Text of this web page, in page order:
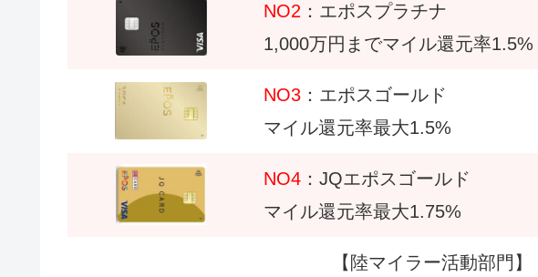
NO2 ：エポスプラチナ
1,000万円までマイル還元率1.5%
NO3 ：エポスゴールド
マイル還元率最大1.5%
NO4 ：JQエポスゴールド
マイル還元率最大1.75%
【陸マイラー活動部門】